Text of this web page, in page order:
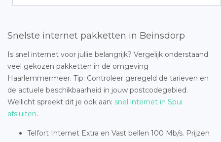
Snelste internet pakketten in Beinsdorp
Is snel internet voor jullie belangrijk? Vergelijk onderstaand
veel gekozen pakketten in de omgeving
Haarlemmermeer. Tip: Controleer geregeld de tarieven en
de actuele beschikbaarheid in jouw postcodegebied.
Wellicht spreekt dit je ook aan: snel internet in Spui
afsluiten.
Telfort Internet Extra en Vast bellen 100 Mb/s. Prijzen